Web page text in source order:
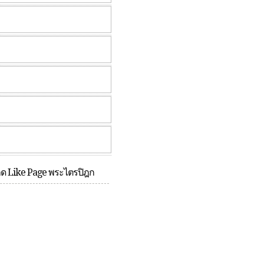
Like Page พระไตรปิฎก